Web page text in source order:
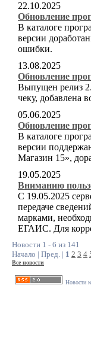
22.10.2025
Обновление
В каталоге
версии
ошибки.
13.08.2025
Обновление
Выпущен релиз
чеку, добавлена
05.06.2025
Обновление
В каталоге
версии
Магазин 15»,
19.05.2025
Вниманию
С 19.05.2025
передаче
марками,
ЕГАИС. Для
Новости 1 - 6 из 141
Начало | Пред. | 1 2 3 4
Все новости
Новости